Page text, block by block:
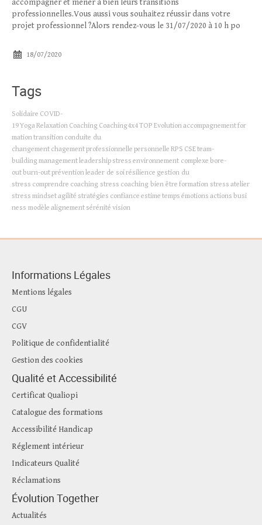
Méthodes RGT
Contact
accompagner et mener à bien leurs transitions
professionnelles.Vous aussi vous souhaitez réussir dans votre
projet professionnel ?Alors rendez-vous le 31/07/2020 à 10 h po
18/07/2020
Tags
Solidaire COVID-
19YogaRelaxation Coaching Coaching4x4TOP Evolutionaccompagnementfor
mationtransition conduite du
changement chagementprofessionnelle personnelle RPS CSEteam-
building managementleadership stress environnement complexe bore-
outburn-outpréventionleader de soirésilience gestion du
stress comprendre coaching stress coaching bien être formation stress atelier
stress mindsetagilité stratégies confiance estime temps émotions actions busi
ness modèle alignement sérénité vision
Informations Légales
Mentions légales
CGU
CGV
Politique de confidentialité
Gestion des cookies
Qualité et Accessibilité
Certificat Qualiopi
Catalogue des formations
Accessibilité Handicap
Réglement intérieur
Indicateurs Qualité
Réclamations
Évolution Together
Actualités